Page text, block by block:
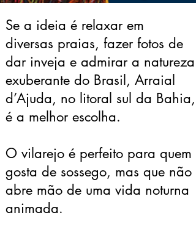
Se a ideia é relaxar em
diversas praias, fazer fotos de
dar inveja e admirar a natureza
exuberante do Brasil, Arraial
d’Ajuda, no litoral sul da Bahia,
é a melhor escolha.
O vilarejo é perfeito para quem
gosta de sossego, mas que não
abre mão de uma vida noturna
animada.